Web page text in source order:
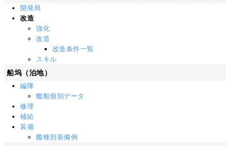
開発局
改造
強化
改造
改造条件一覧
スキル
船坞（泊地）
編隊
艦船個別データ
修理
補給
装備
艦種別装備例